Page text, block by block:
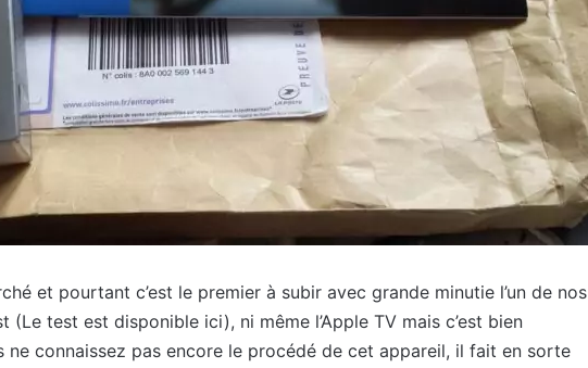
et pourtant c’est le premier à subir avec grande minutie l’un de nos
(Le test est disponible ici), ni même l’Apple TV mais c’est bien
ne connaissez pas encore le procédé de cet appareil, il fait en sorte